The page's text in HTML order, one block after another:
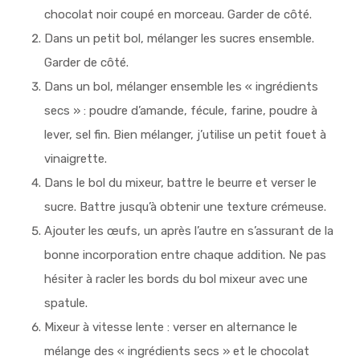
chocolat noir coupé en morceau. Garder de côté.
Dans un petit bol, mélanger les sucres ensemble.
Garder de côté.
Dans un bol, mélanger ensemble les « ingrédients
secs » : poudre d’amande, fécule, farine, poudre à
lever, sel fin. Bien mélanger, j’utilise un petit fouet à
vinaigrette.
Dans le bol du mixeur, battre le beurre et verser le
sucre. Battre jusqu’à obtenir une texture crémeuse.
Ajouter les œufs, un après l’autre en s’assurant de la
bonne incorporation entre chaque addition. Ne pas
hésiter à racler les bords du bol mixeur avec une
spatule.
Mixeur à vitesse lente : verser en alternance le
mélange des « ingrédients secs » et le chocolat